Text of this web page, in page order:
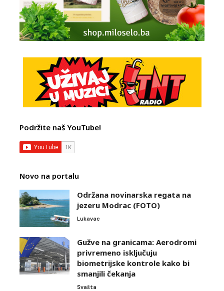
Podržite naš YouTube!
Novo na portalu
Održana novinarska regata na
jezeru Modrac (FOTO)
Lukavac
Gužve na granicama: Aerodromi
privremeno isključuju
biometrijske kontrole kako bi
smanjili čekanja
Svašta